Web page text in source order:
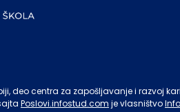
deo centra za zapošljavanje i razvoj
Poslovi.infostud.com je vlasništvo